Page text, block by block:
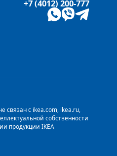
+7 (4012) 200-777
с ikea.com, ikea.ru,
собственности
продукции IKEA